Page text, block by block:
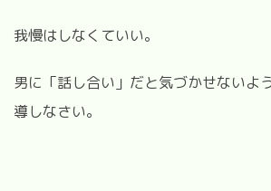
我慢はしなくていい。
男に「話し合い」だと気づかせないよ
導しなさい。